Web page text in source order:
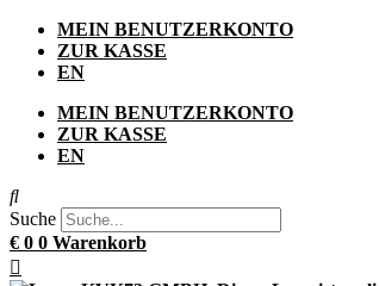
Zum
Inhalt
springen
MEIN BENUTZERKONTO
ZUR KASSE
EN
MEIN BENUTZERKONTO
ZUR KASSE
EN
Suche
€ 0 0 Warenkorb